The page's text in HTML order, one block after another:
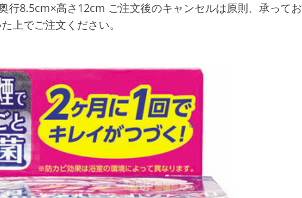
行8.5cm×高さ12cm ご注文後のキャンセルは原則、承ってお
上でご注文ください。